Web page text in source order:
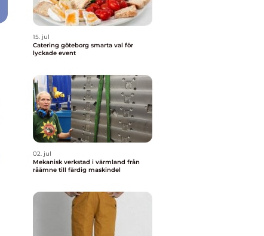
15. jul
Catering göteborg smarta val för
lyckade event
02. jul
Mekanisk verkstad i värmland från
råämne till färdig maskindel